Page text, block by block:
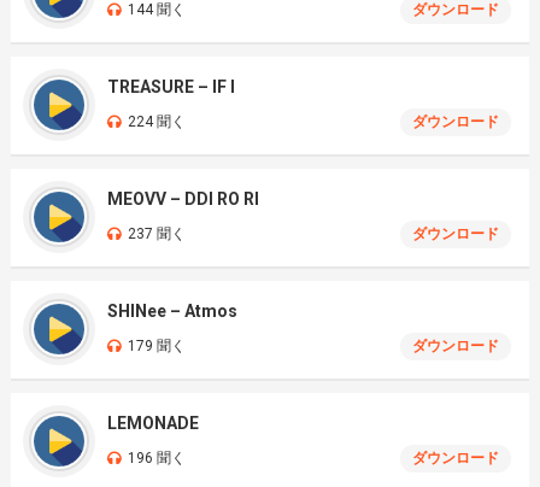
144 聞く ダウンロード
TREASURE – IF I
224 聞く ダウンロード
MEOVV – DDI RO RI
237 聞く ダウンロード
SHINee – Atmos
179 聞く ダウンロード
LEMONADE
196 聞く ダウンロード